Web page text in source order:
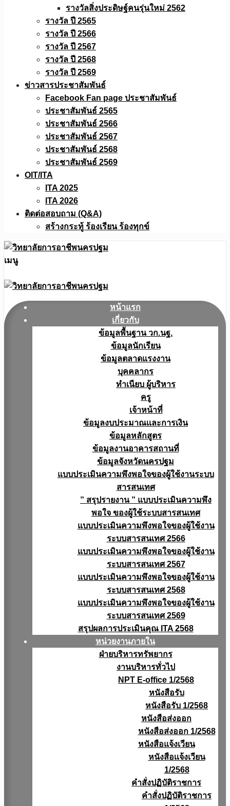
รางวัลสิ่งประดิษฐ์คนรุ่นใหม่ 2562
รางวัล ปี 2565
รางวัล ปี 2566
รางวัล ปี 2567
รางวัล ปี 2568
รางวัล ปี 2569
ข่าวสารประชาสัมพันธ์
Facebook Fan page ประชาสัมพันธ์
ประชาสัมพันธ์ 2565
ประชาสัมพันธ์ 2566
ประชาสัมพันธ์ 2567
ประชาสัมพันธ์ 2568
ประชาสัมพันธ์ 2569
OIT/ITA
ITA 2025
ITA 2026
ติดต่อสอบถาม (Q&A)
สร้างกระทู้ ร้องเรียน ร้องทุกข์
เมนู
หน้าแรก
เกี่ยวกับ
ข้อมูลพื้นฐาน วก.นฐ.
ข้อมูลนักเรียน
ข้อมูลตลาดแรงงาน
บุคคลากร
ทำเนียบ ผู้บริหาร
ครู
เจ้าหน้าที่
ข้อมูลงบประมาณเเละการเงิน
ข้อมูลหลักสูตร
ข้อมูลงานอาคารสถานที่
ข้อมูลจังหวัดนครปฐม
แบบประเมินความพึงพอใจของผู้ใช้งานระบบ
สารสนเทศ
” สรุปรายงาน ” แบบประเมินความพึง
พอใจ ของผู้ใช้ระบบสารสนเทศ
แบบประเมินความพึงพอใจของผู้ใช้งาน
ระบบสารสนเทศ 2566
แบบประเมินความพึงพอใจของผู้ใช้งาน
ระบบสารสนเทศ 2567
แบบประเมินความพึงพอใจของผู้ใช้งาน
ระบบสารสนเทศ 2568
แบบประเมินความพึงพอใจของผู้ใช้งาน
ระบบสารสนเทศ 2569
สรุปผลการประเมินคุณ ITA 2568
หน่วยงานภายใน
ฝ่ายบริหารทรัพยากร
งานบริหารทั่วไป
NPT E-office 1/2568
หนังสือรับ
หนังสือรับ 1/2568
หนังสือส่งออก
หนังสือส่งออก 1/2568
หนังสือแจ้งเวียน
หนังสือเเจ้งเวียน
1/2568
คำสั่งปฏิบัติราชการ
คำสั่งปฏิบัติราชการ